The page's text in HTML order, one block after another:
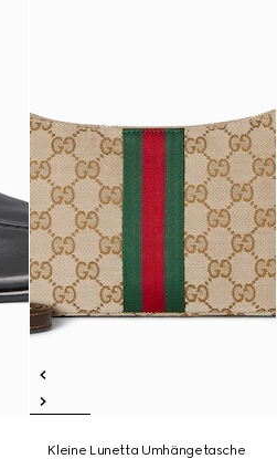
Kleine Lunetta Umhängetasche